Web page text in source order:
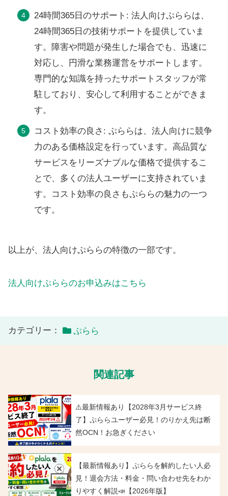
24時間365日のサポート: 法人向けぷららは、
24時間365日の技術サポートを提供していま
す。障害や問題が発生した場合でも、迅速に
対応し、円滑な業務運営をサポートします。
専門的な知識を持ったサポートスタッフが常
駐しており、安心して利用することができま
す。
コスト効率の良さ: ぷららは、法人向けに競争
力のある価格設定を行っています。高品質な
サービスをリーズナブルな価格で提供するこ
とで、多くの法人ユーザーに支持されていま
す。コスト効率の良さもぷららの魅力の一つ
です。
以上が、法人向けぷららの特徴の一部です。
法人向けぷららのお申込みはこちら
カテゴリー： ぷらら
関連記事
⚠️最新情報あり【2028年3月サービス終
了】ぷららユーザー必見！のりかえ先は断
然OCN！お急ぎください
【最新情報あり】ぷららを解約したい人必
見！退会方法・料金・問い合わせ先をわか
りやすく解説📣【2026年版】